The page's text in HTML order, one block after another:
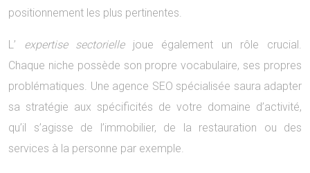
positionnement les plus pertinentes.
L’ expertise sectorielle joue également un rôle crucial.
Chaque niche possède son propre vocabulaire, ses propres
problématiques. Une agence SEO spécialisée saura adapter
sa stratégie aux spécificités de votre domaine d’activité,
qu’il s’agisse de l’immobilier, de la restauration ou des
services à la personne par exemple.